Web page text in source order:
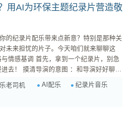
用AI为环保主题纪录片营造敬
的纪录片配乐带来点新意？特别是那种关
未来担忧的片子。今天咱们就来聊聊这
导演好好聊
静的揭露，还是充满希望的呼吁？整体
意的浪漫？理解导演的意图，是配乐不跑
老司机 AI配乐
纪录片音乐